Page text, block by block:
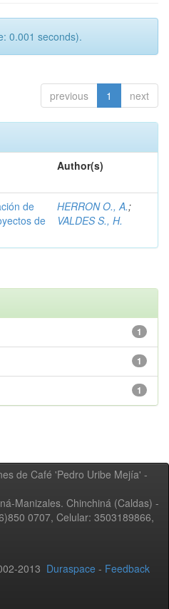
0.001 seconds).
previous 1 next
Author(s)
de
de
HERRON O., A.;
VALDES S., H.
1
1
1
de Café 'Pedro Uribe Mejía' -
Manizales. Chinchiná (Caldas) -
0707, Celular: 3503189866,
2013 Duraspace - Feedback